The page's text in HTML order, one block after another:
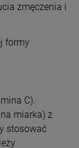
zmęczenia i
formy
C).
miarka) z
stosować